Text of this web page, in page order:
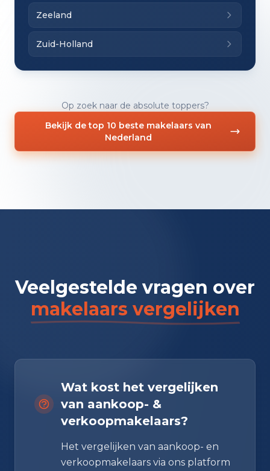
Zeeland
Zuid-Holland
Op zoek naar de absolute toppers?
Bekijk de top 10 beste makelaars van
Nederland
Veelgestelde vragen over
makelaars vergelijken
Wat kost het vergelijken
van aankoop- &
verkoopmakelaars?
Het vergelijken van aankoop- en
verkoopmakelaars via ons platform